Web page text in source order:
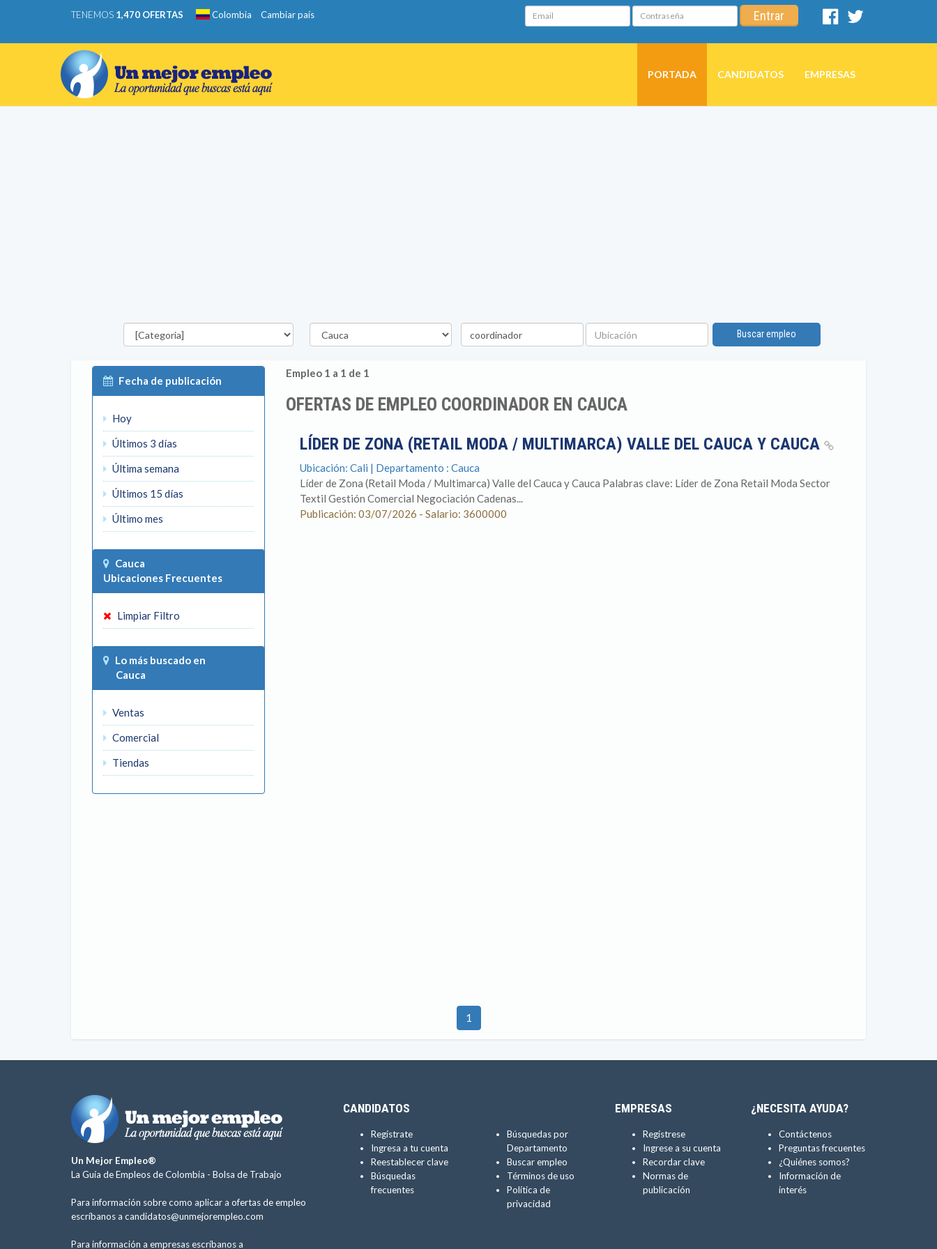
TENEMOS 1,470 OFERTAS Colombia Cambiar país Email Contraseña Entrar
Facebook
PORTADA CANDIDATOS EMPRESAS
Categorías Departamento
Palabra
clave
Ubicación
Buscar empleo
Fecha de publicación
Hoy
Últimos 3 días
Última semana
Últimos 15 días
Último mes
Cauca
Ubicaciones Frecuentes
Limpiar Filtro
Lo más buscado en
Cauca
Ventas
Comercial
Tiendas
Empleo 1 a 1 de 1
OFERTAS DE EMPLEO COORDINADOR EN CAUCA
LÍDER DE ZONA (RETAIL MODA / MULTIMARCA) VALLE DEL CAUCA Y CAUCA
Ubicación: Cali | Departamento : Cauca
Líder de Zona (Retail Moda / Multimarca) Valle del Cauca y Cauca Palabras clave: Líder de Zona Retail Moda Sector
Textil Gestión Comercial Negociación Cadenas...
Publicación: 03/07/2026 - Salario: 3600000
1
Un Mejor Empleo®
La Guía de Empleos de Colombia - Bolsa de Trabajo
Para información sobre como aplicar a ofertas de empleo
escríbanos a candidatos@unmejorempleo.com
Para información a empresas escríbanos a
CANDIDATOS
Regístrate
Ingresa a tu cuenta
Reestablecer clave
Búsquedas
frecuentes
Búsquedas por
Departamento
Buscar empleo
Términos de uso
Política de
privacidad
EMPRESAS
Regístrese
Ingrese a su cuenta
Recordar clave
Normas de
publicación
¿NECESITA AYUDA?
Contáctenos
Preguntas frecuentes
¿Quiénes somos?
Información de
interés